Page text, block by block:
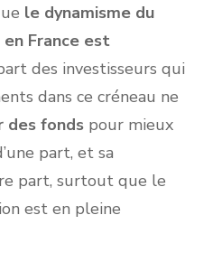
le dynamisme du
France est
des investisseurs qui
dans ce créneau ne
des fonds pour mieux
part, et sa
part, surtout que le
est en pleine